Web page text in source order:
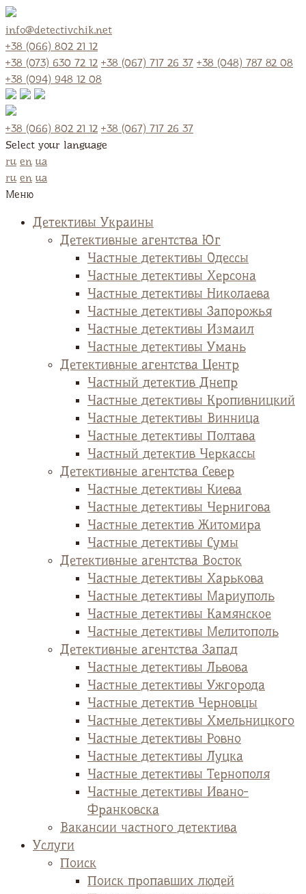
info@detectivchik.net
+38 (066) 802 21 12
+38 (073) 630 72 12 +38 (067) 717 26 37 +38 (048) 787 82 08
+38 (094) 948 12 08
+38 (066) 802 21 12 +38 (067) 717 26 37
Select your language
ru en ua
ru en ua
Меню
Детективы Украины
Детективные агентства Юг
Частные детективы Одессы
Частные детективы Херсона
Частные детективы Николаева
Частные детективы Запорожья
Частные детективы Измаил
Частные детективы Умань
Детективные агентства Центр
Частный детектив Днепр
Частные детективы Кропивницкий
Частные детективы Винница
Частные детективы Полтава
Частный детектив Черкассы
Детективные агентства Север
Частные детективы Киева
Частные детективы Чернигова
Частные детектив Житомира
Частные детективы Сумы
Детективные агентства Восток
Частные детективы Харькова
Частные детективы Мариуполь
Частные детективы Камянское
Частные детективы Мелитополь
Детективные агентства Запад
Частные детективы Львова
Частные детективы Ужгорода
Частные детектив Черновцы
Частные детективы Хмельницкого
Частные детективы Ровно
Частные детективы Луцка
Частные детективы Тернополя
Частные детективы Ивано-
Франковска
Вакансии частного детектива
Услуги
Поиск
Поиск пропавших людей